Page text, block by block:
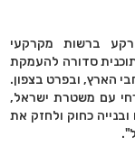
ברשות מקרקעי
סדורה להעמקת
הארץ, ובפרט בצפון.
עם משטרת ישראל,
כחוק ולחזק את